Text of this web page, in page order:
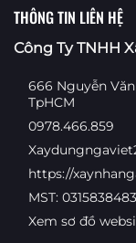
THÔNG TIN LIÊN HỆ
Công Ty TNHH
666 Nguyễn
TpHCM
0978.466.859
https://
MST:
Xem sơ đồ